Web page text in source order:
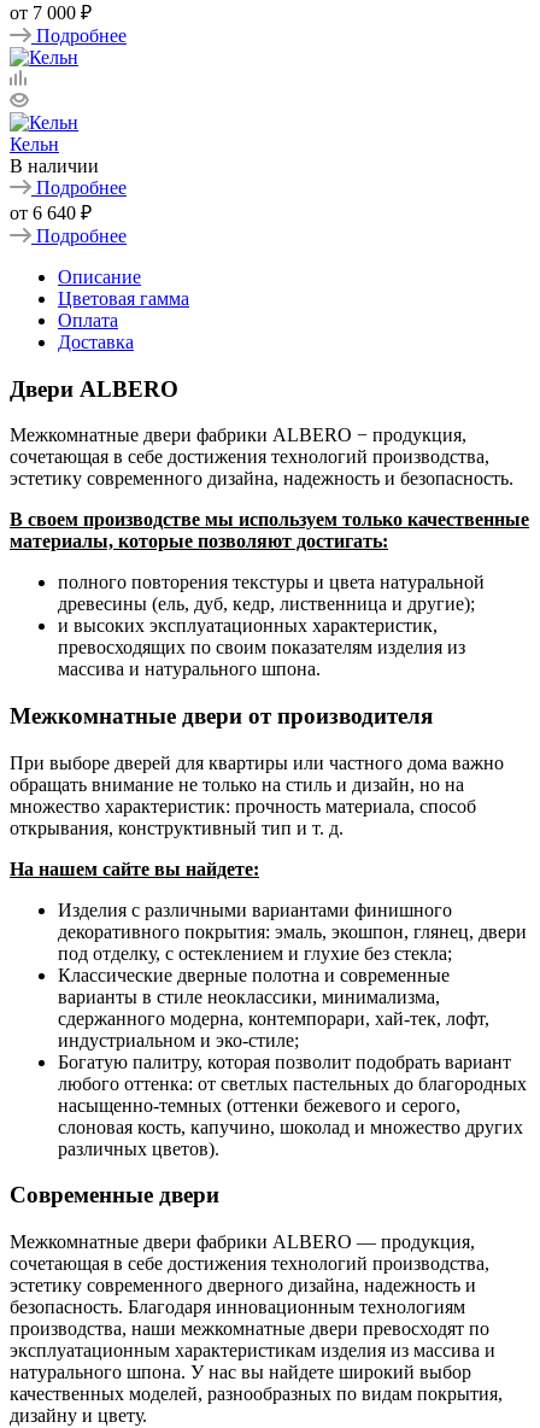
от 7 000 ₽
Подробнее
Кельн
В наличии
Подробнее
от 6 640 ₽
Подробнее
Описание
Цветовая гамма
Оплата
Доставка
Двери ALBERO
Межкомнатные двери фабрики ALBERO − продукция,
сочетающая в себе достижения технологий производства,
эстетику современного дизайна, надежность и безопасность.
В своем производстве мы используем только качественные
материалы, которые позволяют достигать:
полного повторения текстуры и цвета натуральной
древесины (ель, дуб, кедр, лиственница и другие);
и высоких эксплуатационных характеристик,
превосходящих по своим показателям изделия из
массива и натурального шпона.
Межкомнатные двери от производителя
При выборе дверей для квартиры или частного дома важно
обращать внимание не только на стиль и дизайн, но на
множество характеристик: прочность материала, способ
открывания, конструктивный тип и т. д.
На нашем сайте вы найдете:
Изделия с различными вариантами финишного
декоративного покрытия: эмаль, экошпон, глянец, двери
под отделку, с остеклением и глухие без стекла;
Классические дверные полотна и современные
варианты в стиле неоклассики, минимализма,
сдержанного модерна, контемпорари, хай-тек, лофт,
индустриальном и эко-стиле;
Богатую палитру, которая позволит подобрать вариант
любого оттенка: от светлых пастельных до благородных
насыщенно-темных (оттенки бежевого и серого,
слоновая кость, капучино, шоколад и множество других
различных цветов).
Современные двери
Межкомнатные двери фабрики ALBERO — продукция,
сочетающая в себе достижения технологий производства,
эстетику современного дверного дизайна, надежность и
безопасность. Благодаря инновационным технологиям
производства, наши межкомнатные двери превосходят по
эксплуатационным характеристикам изделия из массива и
натурального шпона. У нас вы найдете широкий выбор
качественных моделей, разнообразных по видам покрытия,
дизайну и цвету.